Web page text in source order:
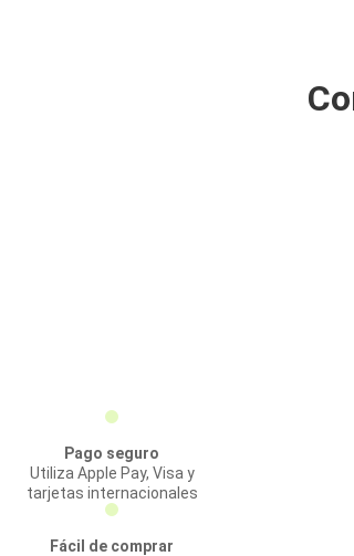
Pago seguro
Utiliza Apple Pay, Visa y
tarjetas internacionales
Fácil de comprar